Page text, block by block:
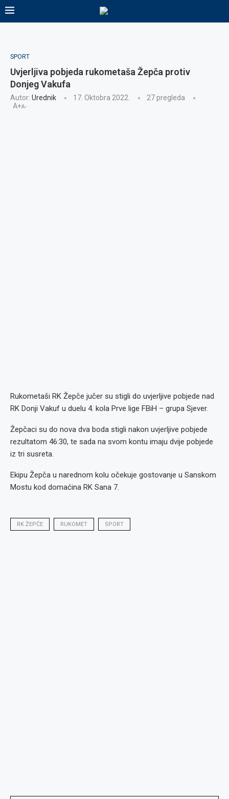
SPORT
Uvjerljiva pobjeda rukometaša Žepča protiv
Donjeg Vakufa
Autor: Urednik 17. Oktobra 2022. 27pregleda
A+A-
Rukometaši RK Žepče jučer su stigli do uvjerljive pobjede nad
RK Donji Vakuf u duelu 4. kola Prve lige FBiH – grupa Sjever.
Žepčaci su do nova dva boda stigli nakon uvjerljive pobjede
rezultatom 46:30, te sada na svom kontu imaju dvije pobjede
iz tri susreta.
Ekipu Žepča u narednom kolu očekuje gostovanje u Sanskom
Mostu kod domaćina RK Sana 7.
RK ŽEPČE RUKOMET SPORT